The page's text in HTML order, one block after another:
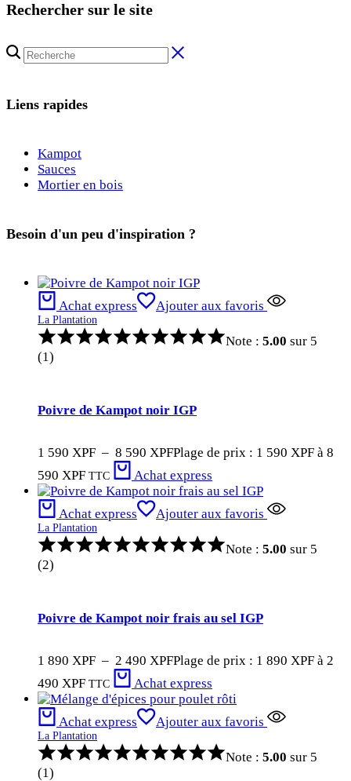
Rechercher sur le site
Liens rapides
Kampot
Sauces
Mortier en bois
Besoin d'un peu d'inspiration ?
Achat express Ajouter aux favoris
La Plantation
Note : 5.00 sur 5
(1)
Poivre de Kampot noir IGP
1 590 XPF – 8 590 XPFPlage de prix : 1 590 XPF à 8
590 XPF TTC Achat express
Achat express Ajouter aux favoris
La Plantation
Note : 5.00 sur 5
(2)
Poivre de Kampot noir frais au sel IGP
1 890 XPF – 2 490 XPFPlage de prix : 1 890 XPF à 2
490 XPF TTC Achat express
Achat express Ajouter aux favoris
La Plantation
Note : 5.00 sur 5
(1)